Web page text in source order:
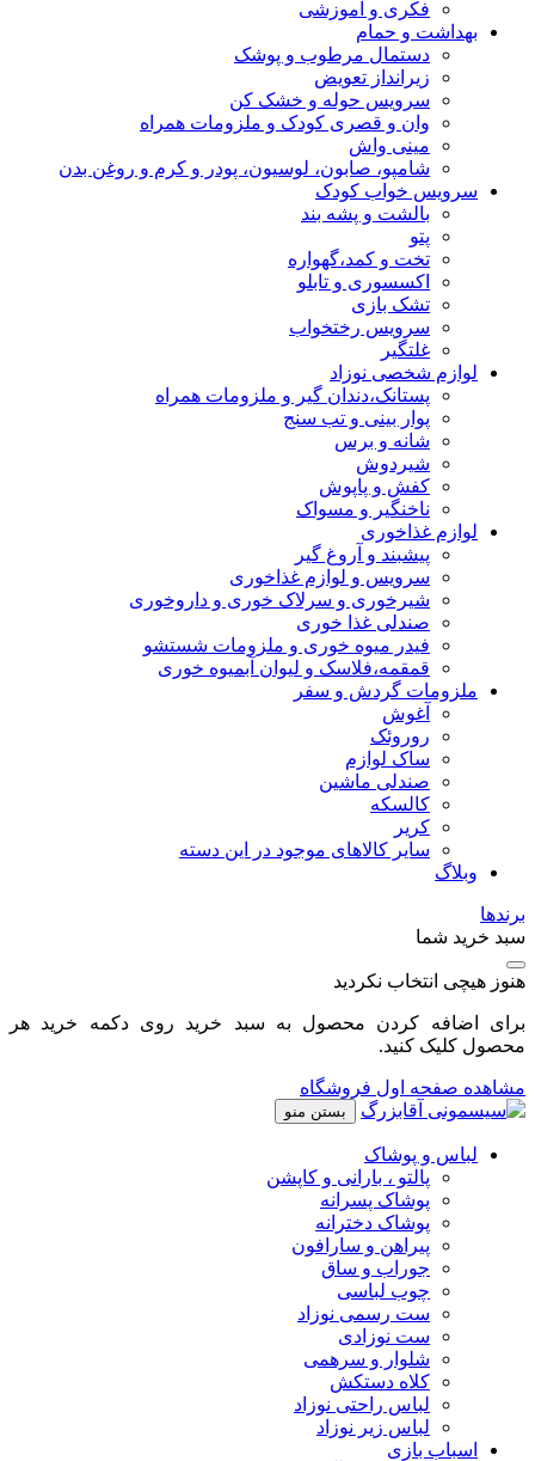
فکری و آموزشی
بهداشت و حمام
دستمال مرطوب و پوشک
زیرانداز تعویض
سرویس حوله و خشک کن
وان و قصری کودک و ملزومات همراه
مینی واش
شامپو، صابون، لوسیون، پودر و کرم و روغن بدن
سرویس خواب کودک
بالشت و پشه بند
پتو
تخت و کمد،گهواره
اکسسوری و تابلو
تشک بازی
سرویس رختخواب
غلتگیر
لوازم شخصی نوزاد
پستانک،دندان گیر و ملزومات همراه
پوار بینی و تب سنج
شانه و برس
شیردوش
کفش و پاپوش
ناخنگیر و مسواک
لوازم غذاخوری
پیشبند و آروغ گیر
سرویس و لوازم غذاخوری
شیرخوری و سرلاک خوری و داروخوری
صندلی غذا خوری
فیدر میوه خوری و ملزومات شستشو
قمقمه،فلاسک و لیوان آبمیوه خوری
ملزومات گردش و سفر
آغوش
روروئک
ساک لوازم
صندلی ماشین
کالسکه
کریر
سایر کالاهای موجود در این دسته
وبلاگ
برندها
سبد خرید شما
هنوز هیچی انتخاب نکردید
برای اضافه کردن محصول به سبد خرید روی دکمه خرید هر
محصول کلیک کنید.
مشاهده صفحه اول فروشگاه
بستن منو
لباس و پوشاک
پالتو ، بارانی و کاپشن
پوشاک پسرانه
پوشاک دخترانه
پیراهن و سارافون
جوراب و ساق
چوب لباسی
ست رسمی نوزاد
ست نوزادی
شلوار و سرهمی
کلاه دستکش
لباس راحتی نوزاد
لباس زیر نوزاد
اسباب بازی